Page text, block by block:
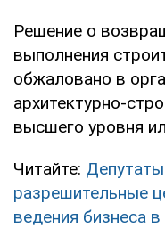
Решение о
выполнения
обжаловано в
архитектурно-
высшего уровня
Читайте:
разрешительные
ведения бизнеса